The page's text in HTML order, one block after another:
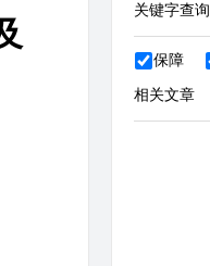
关键字查询
保障
相关文章